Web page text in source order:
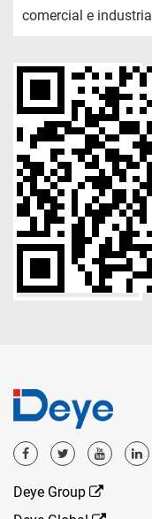
comercial e industrial
Deye Group